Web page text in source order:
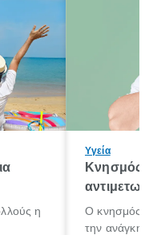
η
Υγεία
Κνησμός:
Ο κνησμός
την ανάγκη